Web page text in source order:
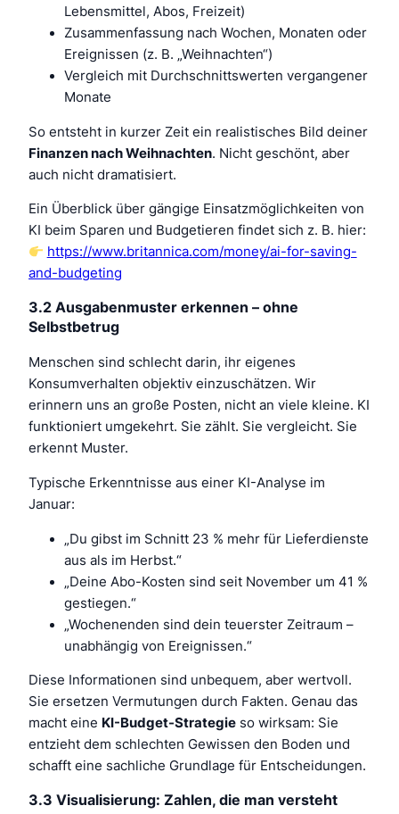
Lebensmittel, Abos, Freizeit)
Zusammenfassung nach Wochen, Monaten oder
Ereignissen (z. B. „Weihnachten“)
Vergleich mit Durchschnittswerten vergangener
Monate
So entsteht in kurzer Zeit ein realistisches Bild deiner
Finanzen nach Weihnachten. Nicht geschönt, aber
auch nicht dramatisiert.
Ein Überblick über gängige Einsatzmöglichkeiten von
KI beim Sparen und Budgetieren findet sich z. B. hier:
https://www.britannica.com/money/ai-for-saving-
and-budgeting
3.2 Ausgabenmuster erkennen – ohne
Selbstbetrug
Menschen sind schlecht darin, ihr eigenes
Konsumverhalten objektiv einzuschätzen. Wir
erinnern uns an große Posten, nicht an viele kleine. KI
funktioniert umgekehrt. Sie zählt. Sie vergleicht. Sie
erkennt Muster.
Typische Erkenntnisse aus einer KI-Analyse im
Januar:
„Du gibst im Schnitt 23 % mehr für Lieferdienste
aus als im Herbst.“
„Deine Abo-Kosten sind seit November um 41 %
gestiegen.“
„Wochenenden sind dein teuerster Zeitraum –
unabhängig von Ereignissen.“
Diese Informationen sind unbequem, aber wertvoll.
Sie ersetzen Vermutungen durch Fakten. Genau das
macht eine KI-Budget-Strategie so wirksam: Sie
entzieht dem schlechten Gewissen den Boden und
schafft eine sachliche Grundlage für Entscheidungen.
3.3 Visualisierung: Zahlen, die man versteht